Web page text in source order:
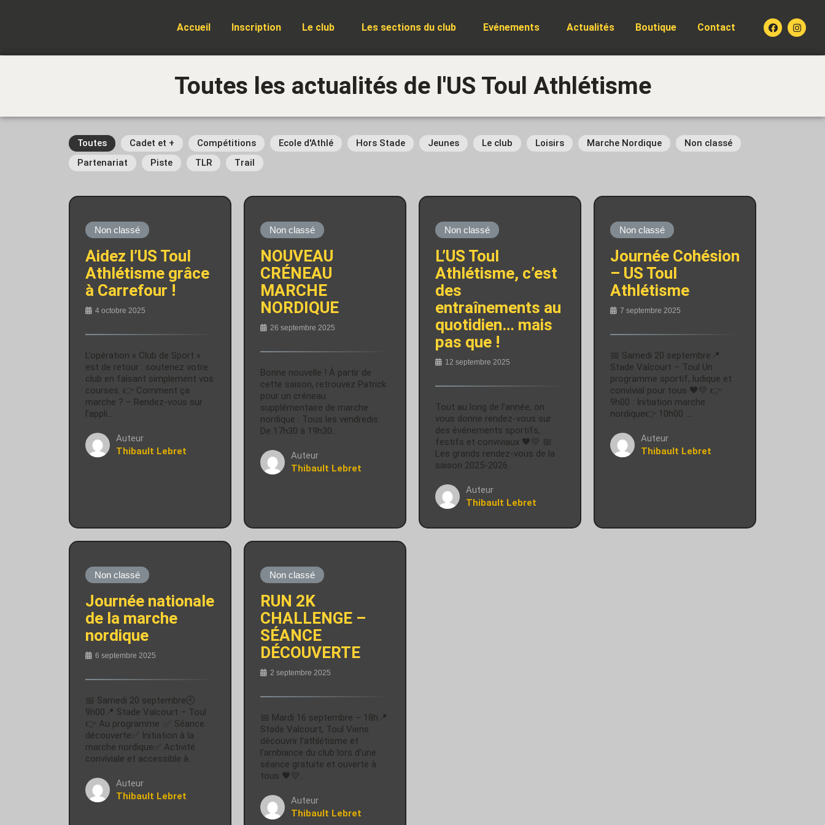
Accueil Inscription Le club Les sections du club Evénements Actualités Boutique Contact
Toutes les actualités de l'US Toul Athlétisme
Toutes Cadet et + Compétitions Ecole d'Athlé Hors Stade Jeunes Le club Loisirs Marche Nordique
Non classé
Partenariat
Piste TLR Trail
Non classé
Aidez l’US Toul
Athlétisme grâce
à Carrefour !
4 octobre 2025
L’opération « Club de Sport »
est de retour : soutenez votre
club en faisant simplement vos
courses. 👉 Comment ça
marche ? – Rendez-vous sur
l’appli…
Auteur
Thibault Lebret
Non classé
NOUVEAU
CRÉNEAU
MARCHE
NORDIQUE
26 septembre 2025
Bonne nouvelle ! À partir de
cette saison, retrouvez Patrick
pour un créneau
supplémentaire de marche
nordique : Tous les vendredis
De 17h30 à 19h30…
Auteur
Thibault Lebret
Non classé
L’US Toul
Athlétisme, c’est
des
entraînements au
quotidien… mais
pas que !
12 septembre 2025
Tout au long de l’année, on
vous donne rendez-vous sur
des événements sportifs,
festifs et conviviaux 🖤💛 📅
Les grands rendez-vous de la
saison 2025-2026…
Auteur
Thibault Lebret
Non classé
Journée Cohésion
– US Toul
Athlétisme
7 septembre 2025
📅 Samedi 20 septembre📍
Stade Valcourt – Toul Un
programme sportif, ludique et
convivial pour tous 🖤💛 👉
9h00 : Initiation marche
nordique👉 10h00 :…
Auteur
Thibault Lebret
Non classé
Journée nationale
de la marche
nordique
6 septembre 2025
📅 Samedi 20 septembre🕘
9h00📍 Stade Valcourt – Toul
👉 Au programme :✅ Séance
découverte✅ Initiation à la
marche nordique✅ Activité
conviviale et accessible à…
Auteur
Thibault Lebret
Non classé
RUN 2K
CHALLENGE –
SÉANCE
DÉCOUVERTE
2 septembre 2025
📅 Mardi 16 septembre – 18h📍
Stade Valcourt, Toul Viens
découvrir l’athlétisme et
l’ambiance du club lors d’une
séance gratuite et ouverte à
tous 🖤💛…
Auteur
Thibault Lebret